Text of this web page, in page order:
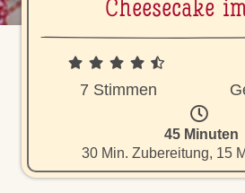
Cheese­ca­ke
7 Stimmen
45 Minuten
30 Min. Zubereitung, 15